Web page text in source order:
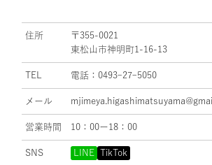
住所
〒355-0021
東松山市神明町1-16-13
TEL 電話：0493ｰ27ｰ5050
メール
営業時間 10：00ー18：00
SNS LINE TikTok